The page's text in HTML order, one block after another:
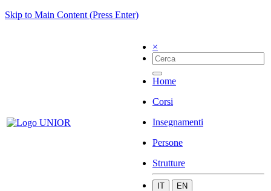
Skip to Main Content (Press Enter)
×
Home
Corsi
Insegnamenti
Persone
Strutture
IT EN